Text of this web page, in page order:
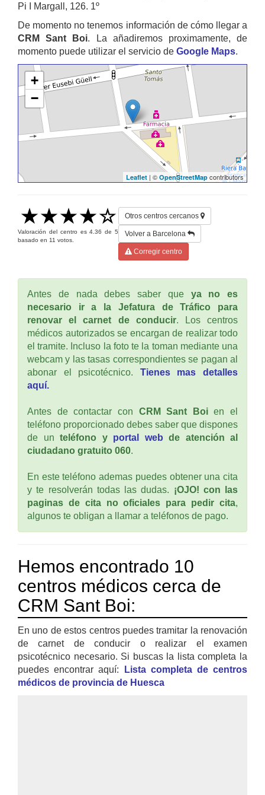
Pi I Margall, 126. 1º
De momento no tenemos información de cómo llegar a
CRM Sant Boi. La añadiremos proximamente, de
momento puede utilizar el servicio de Google Maps.
+
−
Leaflet | © OpenStreetMap contributors
Valoración del centro es4.36 de5
basado en 11 votos.
Otros centros cercanos
Volver a Barcelona
Corregir centro
Antes de nada debes saber que ya no es
necesario ir a la Jefatura de Tráfico para
renovar el carnet de conducir. Los centros
médicos autorizados se encargan de realizar todo
el tramite. Incluso la foto te la toman mediante una
webcam y las tasas correspondientes se pagan al
abonar el psicotécnico. Tienes mas detalles
aquí.
Antes de contactar con CRM Sant Boien el
teléfono proporcionado debes saber que dispones
de un teléfono y portal web de atención al
ciudadano gratuito 060.
En este teléfono ademas puedes obtener una cita
y te resolverán todas las dudas. ¡OJO! con las
paginas de cita no oficiales para pedir cita,
algunos te obligan a llamar a teléfonos de pago.
Hemos encontrado 10
centros médicos cerca de
CRM Sant Boi:
En uno de estos centros puedes tramitar la renovación
de carnet de conducir o realizar el examen
psicotécnico necesario. Si buscas la lista completa la
puedes encontrar aquí:
Lista completa de centros
médicos de provincia de Huesca